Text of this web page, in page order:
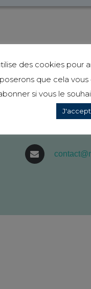
149 Rue
76500,
des cookies pour
que cela
si vous le